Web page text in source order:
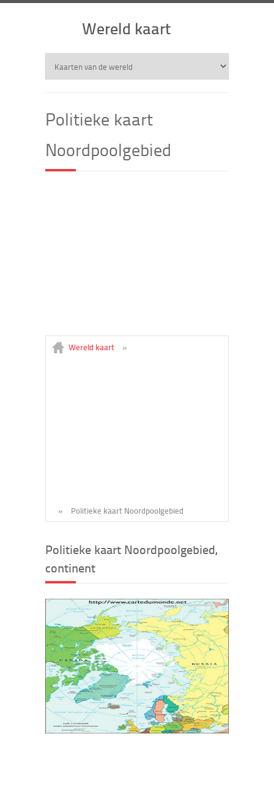
Wereld kaart
Politieke kaart
Noordpoolgebied
Wereld kaart »
» Politieke kaart Noordpoolgebied
Politieke kaart Noordpoolgebied,
continent